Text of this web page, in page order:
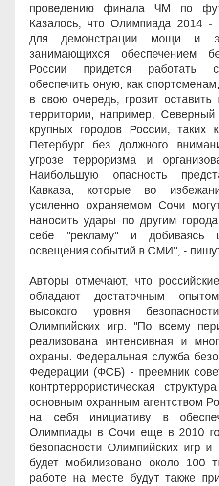
проведению финала ЧМ по
Казалось, что Олимпиада 2014 -
для демонстрации мощи и
занимающихся обеспечением
России придется работать
обеспечить оную, как
в свою очередь, грозит
территории, например,
крупных городов России, таких
Петербург без должного
угрозе терроризма и
Наибольшую опасность
Кавказа, которые во
усиленно охраняемом Сочи
наносить удары по другим
себе "рекламу" и добиваясь
освещения событий в СМИ", -
Авторы отмечают, что
обладают достаточным
высокого уровня
Олимпийских игр. "По всему
реализована интенсивная и
охраны. Федеральная служба
Федерации (ФСБ) - преемник
контртеррористическая
основным охранным агентством
на себя инициативу в
Олимпиады в Сочи еще в 2010
безопасности Олимпийских игр
будет мобилизовано около 100
работе на месте будут также